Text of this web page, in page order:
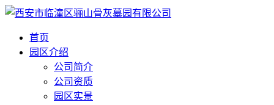
首页
园区介绍
公司简介
公司资质
园区实景